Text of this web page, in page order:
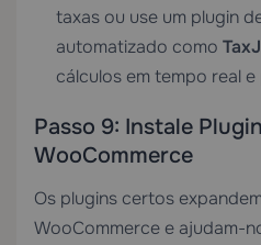
taxas ou use um plugin
automatizado como
cálculos em tempo real
Passo 9: Instale
WooCommerce
Os plugins certos
WooCommerce e ajudam-